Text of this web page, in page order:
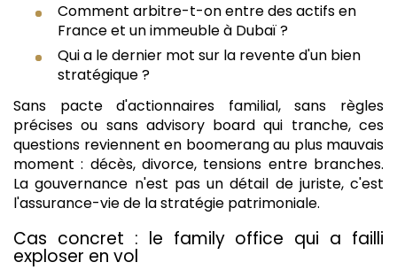
Comment arbitre-t-on entre des actifs en
France et un immeuble à Dubaï ?
Qui a le dernier mot sur la revente d'un bien
stratégique ?
Sans pacte d'actionnaires familial, sans règles
précises ou sans advisory board qui tranche, ces
questions reviennent en boomerang au plus mauvais
moment : décès, divorce, tensions entre branches.
La gouvernance n'est pas un détail de juriste, c'est
l'assurance-vie de la stratégie patrimoniale.
Cas concret : le family office qui a failli
exploser en vol